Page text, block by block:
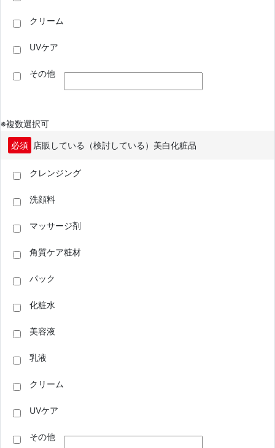
クリーム
UVケア
その他
※複数選択可
必須 店販している（検討している）美白化粧品
クレンジング
洗顔料
マッサージ剤
角質ケア粧材
パック
化粧水
美容液
乳液
クリーム
UVケア
その他